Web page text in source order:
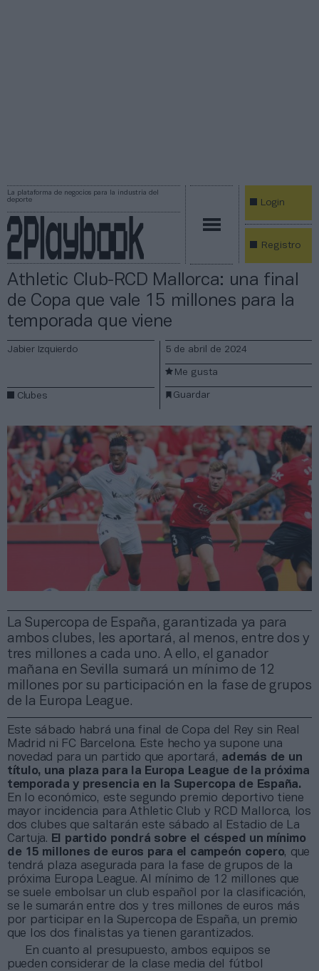
La plataforma de negocios para la industria del
deporte
Login
Registro
Athletic Club-RCD Mallorca: una final
de Copa que vale 15 millones para la
temporada que viene
La Supercopa de España, garantizada ya para
ambos clubes, les aportará, al menos, entre dos y
tres millones a cada uno. A ello, el ganador
mañana en Sevilla sumará un mínimo de 12
millones por su participación en la fase de grupos
de la Europa League.
Jabier Izquierdo
Clubes
5 de abril de 2024
Guardar
Me gusta
Este sábado habrá una final de Copa del Rey sin Real
Madrid ni FC Barcelona. Este hecho ya supone una
novedad para un partido que aportará, además de un
título, una plaza para la Europa League de la próxima
temporada y presencia en la Supercopa de España.
En lo económico, este segundo premio deportivo tiene
mayor incidencia para Athletic Club y RCD Mallorca, los
dos clubes que saltarán este sábado al Estadio de La
Cartuja. El partido pondrá sobre el césped un mínimo
de 15 millones de euros para el campeón copero, que
tendrá plaza asegurada para la fase de grupos de la
próxima Europa League. Al mínimo de 12 millones que
se suele embolsar un club español por la clasificación,
se le sumarán entre dos y tres millones de euros más
por participar en la Supercopa de España, un premio
que los dos finalistas ya tienen garantizados.
En cuanto al presupuesto, ambos equipos se
pueden considerar de la clase media del fútbol